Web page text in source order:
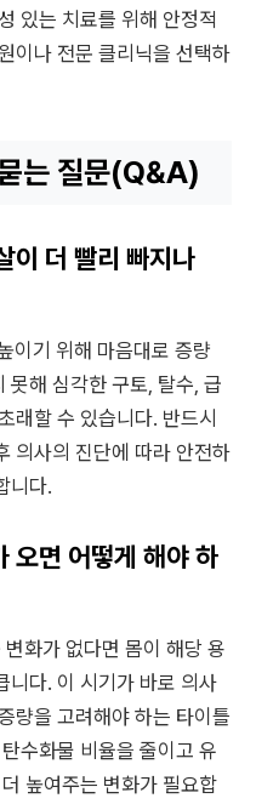
있는 치료를 위해 안정적
이나 전문 클리닉을 선택하
는 질문(Q&A)
이 더 빨리 빠지나
이기 위해 마음대로 증량
못해 심각한 구토, 탈수, 급
래할 수 있습니다. 반드시
의사의 진단에 따라 안전하
니다.
오면 어떻게 해야 하
화가 없다면 몸이 해당 용
니다. 이 시기가 바로 의사
량을 고려해야 하는 타이틀
수화물 비율을 줄이고 유
높여주는 변화가 필요합